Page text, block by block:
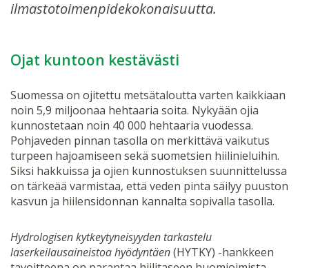
ilmastotoimenpidekokonaisuutta.
Ojat kuntoon kestävästi
Suomessa on ojitettu metsätaloutta varten kaikkiaan
noin 5,9 miljoonaa hehtaaria soita. Nykyään ojia
kunnostetaan noin 40 000 hehtaaria vuodessa.
Pohjaveden pinnan tasolla on merkittävä vaikutus
turpeen hajoamiseen sekä suometsien hiilinieluihin.
Siksi hakkuissa ja ojien kunnostuksen suunnittelussa
on tärkeää varmistaa, että veden pinta säilyy puuston
kasvun ja hiilensidonnan kannalta sopivalla tasolla.
Hydrologisen kytkeytyneisyyden tarkastelu
laserkeilausaineistoa hyödyntäen(HYTKY) -hankkeen